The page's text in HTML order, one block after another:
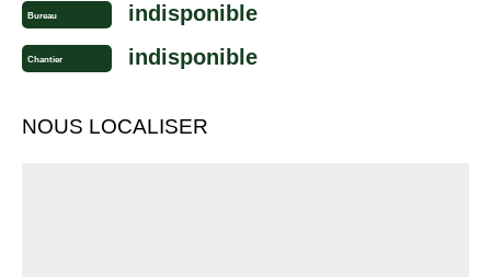
Bureau indisponible
Chantier indisponible
NOUS LOCALISER